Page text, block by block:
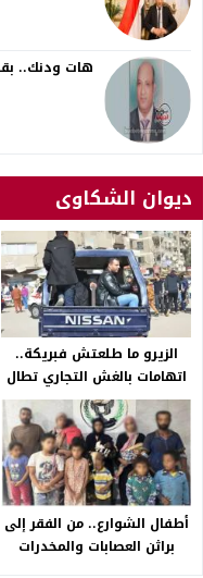
هات ودنك..
ديوان الشكاوى
الزيرو ما طلعتش فبريكة..
اتهامات بالغش التجاري تطال
«HA Auto التجمع».. شكوى
شراء سيارة بـ3 ملايين جنيه
تفجّر الأزمة
أطفال الشوارع.. من الفقر إلى
براثن العصابات والمخدرات